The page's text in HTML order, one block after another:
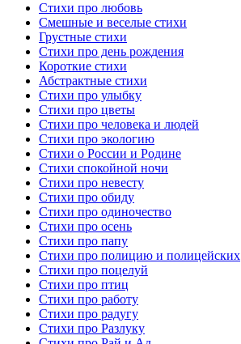
Стихи про любовь
Смешные и веселые стихи
Грустные стихи
Стихи про день рождения
Короткие стихи
Абстрактные стихи
Стихи про улыбку
Стихи про цветы
Стихи про человека и людей
Стихи про экологию
Стихи о России и Родине
Стихи спокойной ночи
Стихи про невесту
Стихи про обиду
Стихи про одиночество
Стихи про осень
Стихи про папу
Стихи про полицию и полицейских
Стихи про поцелуй
Стихи про птиц
Стихи про работу
Стихи про радугу
Стихи про Разлуку